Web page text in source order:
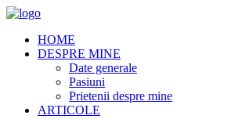
HOME
DESPRE MINE
Date generale
Pasiuni
Prietenii despre mine
ARTICOLE